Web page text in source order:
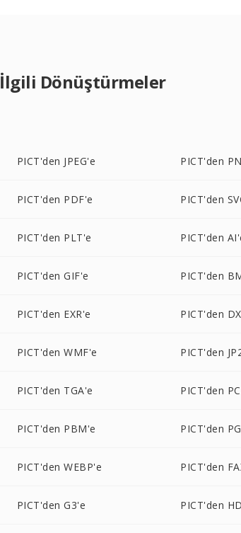
İlgili Dönüştürmeler
PICT'den JPEG'e PICT'den
PICT'den PDF'e PICT'den
PICT'den PLT'e PICT'den
PICT'den GIF'e PICT'den
PICT'den EXR'e PICT'den
PICT'den WMF'e PICT'den
PICT'den TGA'e PICT'den
PICT'den PBM'e PICT'den
PICT'den WEBP'e PICT'den
PICT'den G3'e PICT'den